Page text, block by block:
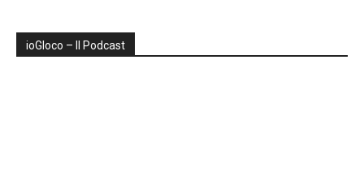
ioGIoco – Il Podcast